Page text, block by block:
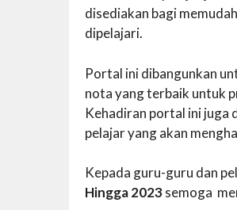
disediakan bagi
dipelajari.
Portal ini dibangunkan
nota yang terbaik untuk
Kehadiran portal ini juga
pelajar yang akan
Kepada guru-guru dan
Hingga 2023semoga